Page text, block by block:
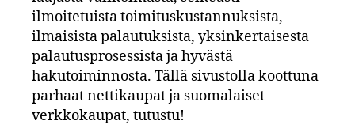
ilmoitetuista toimituskustannuksista,
ilmaisista palautuksista, yksinkertaisesta
palautusprosessista ja hyvästä
hakutoiminnosta. Tällä sivustolla koottuna
parhaat nettikaupat ja suomalaiset
verkkokaupat, tutustu!